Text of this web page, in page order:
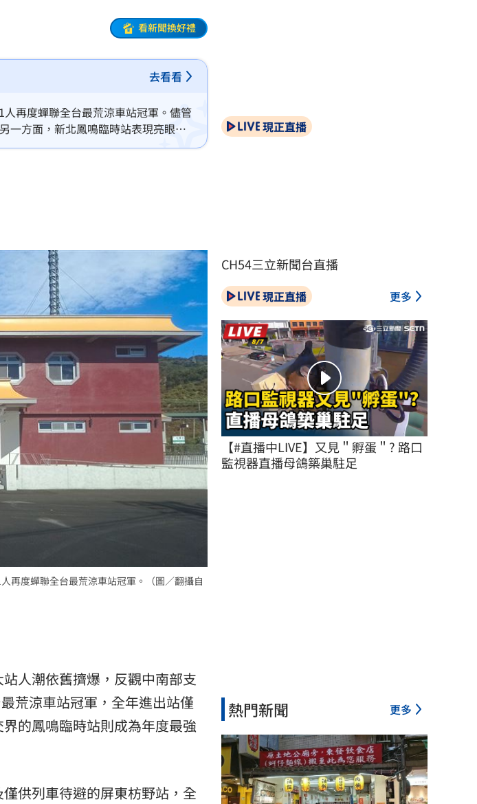
看新聞換好禮
去看看
再度蟬聯全台最荒涼車站冠軍。儘管
一方面，新北鳳鳴臨時站表現亮眼，
生與郵輪式列車轉型，力拚將寂寞劣
再度蟬聯全台最荒涼車站冠軍。（圖／翻攝自
人潮依舊擠爆，反觀中南部支
荒涼車站冠軍，全年進出站僅
界的鳳鳴臨時站則成為年度最強
供列車待避的屏東枋野站，全
現正直播
CH54三立新聞台直播
現正直播 更多
【#直播中LIVE】又見＂孵蛋＂? 路口
監視器直播母鴿築巢駐足
熱門新聞 更多